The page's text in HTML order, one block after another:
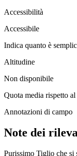
Accessibilità
Accessibile
Indica quanto è
Altitudine
Non disponibile
Quota media rispetto
Annotazioni di campo
Note dei
Purissimo Tiglio che si